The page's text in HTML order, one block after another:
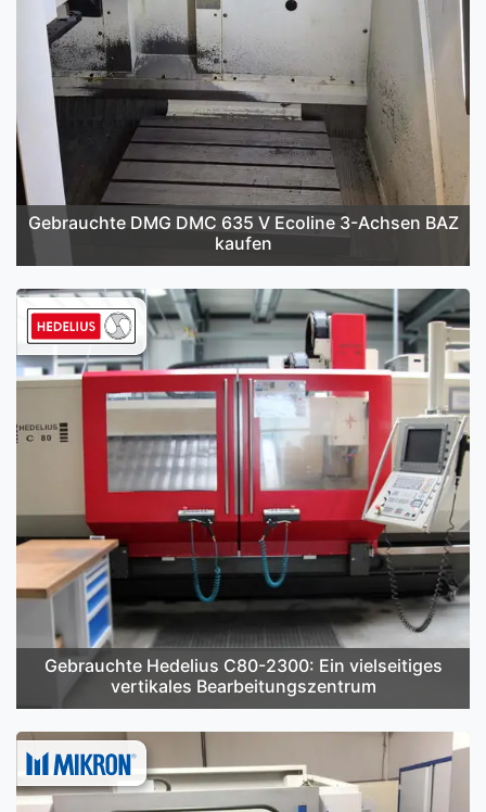
Gebrauchte DMG DMC 635 V Ecoline 3-Achsen BAZ
kaufen
Gebrauchte Hedelius C80-2300: Ein vielseitiges
vertikales Bearbeitungszentrum